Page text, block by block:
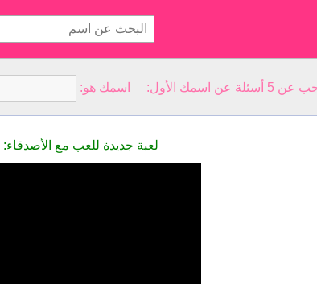
الأول: اسمك هو:
لعبة جديدة للعب مع الأصدقاء: